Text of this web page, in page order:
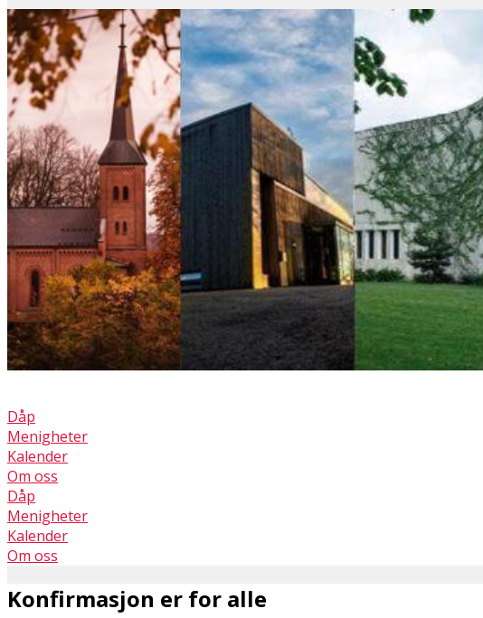
Dåp
Menigheter
Kalender
Om oss
Dåp
Menigheter
Kalender
Om oss
Konfirmasjon er for alle